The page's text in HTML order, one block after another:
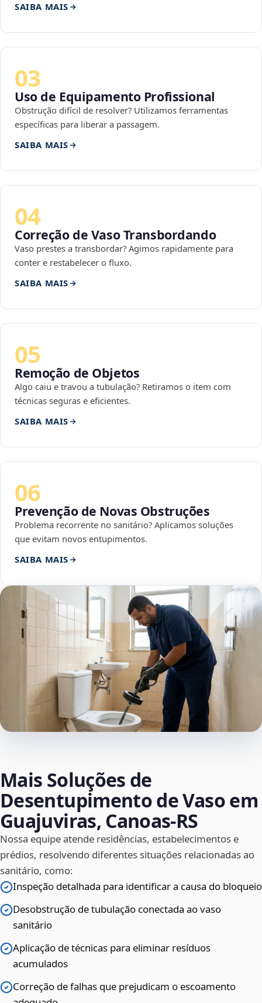
SAIBA MAIS
03
Uso de Equipamento Profissional
Obstrução difícil de resolver? Utilizamos ferramentas
específicas para liberar a passagem.
SAIBA MAIS
04
Correção de Vaso Transbordando
Vaso prestes a transbordar? Agimos rapidamente para
conter e restabelecer o fluxo.
SAIBA MAIS
05
Remoção de Objetos
Algo caiu e travou a tubulação? Retiramos o item com
técnicas seguras e eficientes.
SAIBA MAIS
06
Prevenção de Novas Obstruções
Problema recorrente no sanitário? Aplicamos soluções
que evitam novos entupimentos.
SAIBA MAIS
Mais Soluções de
Desentupimento de Vaso em
Guajuviras, Canoas‑RS
Nossa equipe atende residências, estabelecimentos e
prédios, resolvendo diferentes situações relacionadas ao
sanitário, como:
Inspeção detalhada para identificar a causa do bloqueio
Desobstrução de tubulação conectada ao vaso
sanitário
Aplicação de técnicas para eliminar resíduos
acumulados
Correção de falhas que prejudicam o escoamento